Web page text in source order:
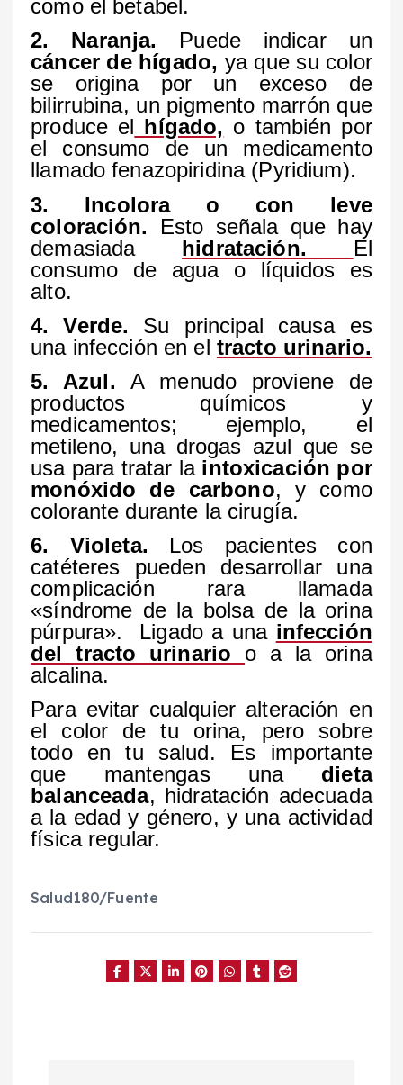
como el betabel.
2. Naranja. Puede indicar un
cáncer de hígado, ya que su color
se origina por un exceso de
bilirrubina, un pigmento marrón que
produce el hígado, o también por
el consumo de un medicamento
llamado fenazopiridina (Pyridium).
3. Incolora o con leve
coloración. Esto señala que hay
demasiada hidratación. El
consumo de agua o líquidos es
alto.
4. Verde. Su principal causa es
una infección en el tracto urinario.
5. Azul.A menudo proviene de
productos químicos y
medicamentos; ejemplo, el
metileno, una drogas azul que se
usa para tratar la intoxicación por
monóxido de carbono, y como
colorante durante la cirugía.
6. Violeta. Los pacientes con
catéteres pueden desarrollar una
complicación rara llamada
«síndrome de la bolsa de la orina
púrpura». Ligado a una infección
del tracto urinario o a la orina
alcalina.
Para evitar cualquier alteración en
el color de tu orina, pero sobre
todo en tu salud. Es importante
que mantengas unadieta
balanceada, hidratación adecuada
a la edad y género, y una actividad
física regular.
Salud180/Fuente